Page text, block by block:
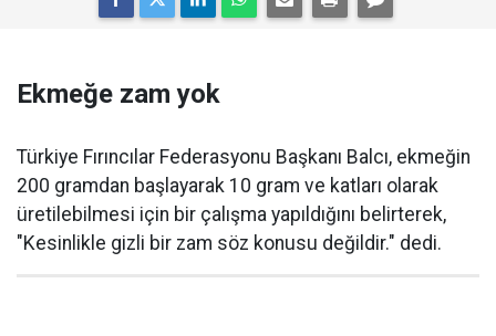
Ekmeğe zam yok
Türkiye Fırıncılar Federasyonu Başkanı Balcı, ekmeğin
200 gramdan başlayarak 10 gram ve katları olarak
üretilebilmesi için bir çalışma yapıldığını belirterek,
"Kesinlikle gizli bir zam söz konusu değildir." dedi.